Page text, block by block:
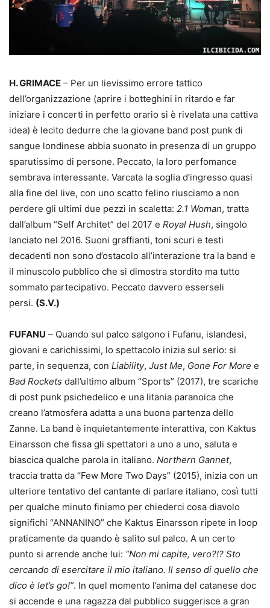
H. GRIMACE – Per un lievissimo errore tattico
dell’organizzazione (aprire i botteghini in ritardo e far
iniziare i concerti in perfetto orario si è rivelata una cattiva
idea) è lecito dedurre che la giovane band post punk di
sangue londinese abbia suonato in presenza di un gruppo
sparutissimo di persone. Peccato, la loro perfomance
sembrava interessante. Varcata la soglia d’ingresso quasi
alla fine del live, con uno scatto felino riusciamo a non
perdere gli ultimi due pezzi in scaletta: 2.1 Woman, tratta
dall’album “Self Architet” del 2017 e Royal Hush, singolo
lanciato nel 2016. Suoni graffianti, toni scuri e testi
decadenti non sono d’ostacolo all’interazione tra la band e
il minuscolo pubblico che si dimostra stordito ma tutto
sommato partecipativo. Peccato davvero esserseli
persi. (S.V.)
FUFANU – Quando sul palco salgono i Fufanu, islandesi,
giovani e carichissimi, lo spettacolo inizia sul serio: si
parte, in sequenza, con Liability, Just Me, Gone For More e
Bad Rockets dall’ultimo album “Sports” (2017), tre scariche
di post punk psichedelico e una litania paranoica che
creano l’atmosfera adatta a una buona partenza dello
Zanne. La band è inquietantemente interattiva, con Kaktus
Einarsson che fissa gli spettatori a uno a uno, saluta e
biascica qualche parola in italiano. Northern Gannet,
traccia tratta da “Few More Two Days” (2015), inizia con un
ulteriore tentativo del cantante di parlare italiano, così tutti
per qualche minuto finiamo per chiederci cosa diavolo
significhi “ANNANINO” che Kaktus Einarsson ripete in loop
praticamente da quando è salito sul palco. A un certo
punto si arrende anche lui: “Non mi capite, vero?!? Sto
cercando di esercitare il mio italiano. Il senso di quello che
dico è let’s go!”. In quel momento l’anima del catanese doc
si accende e una ragazza dal pubblico suggerisce a gran